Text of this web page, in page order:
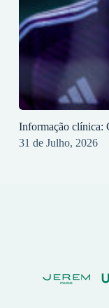
Informação clínica:
31 de Julho, 2026